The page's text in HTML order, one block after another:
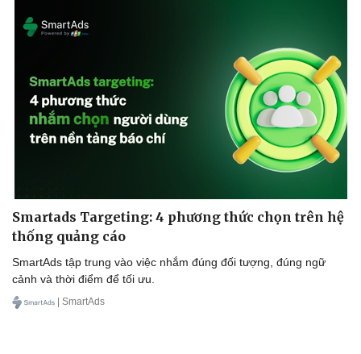
Smartads Targeting: 4 phương thức chọn trên hệ
thống quảng cáo
SmartAds tập trung vào việc nhắm đúng đối tượng, đúng ngữ
cảnh và thời điểm để tối ưu.
| SmartAds